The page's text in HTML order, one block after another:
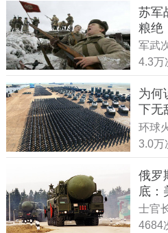
苏军
粮绝
转战
军武
4.3万
为何
下无
达！
环球
3.0万
俄罗
底：
士官
4684